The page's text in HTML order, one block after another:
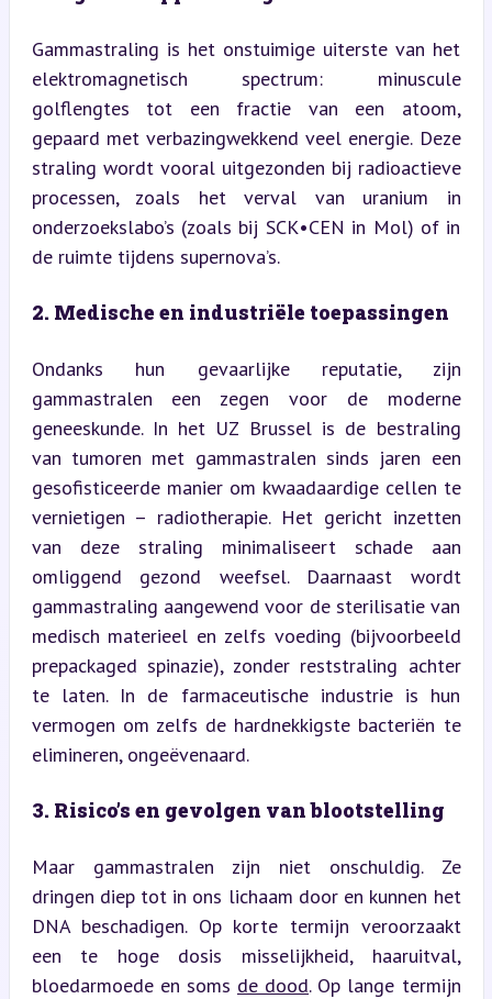
Gammastraling is het onstuimige uiterste van het
elektromagnetisch spectrum: minuscule
golflengtes tot een fractie van een atoom,
gepaard met verbazingwekkend veel energie. Deze
straling wordt vooral uitgezonden bij radioactieve
processen, zoals het verval van uranium in
onderzoekslabo’s (zoals bij SCK•CEN in Mol) of in
de ruimte tijdens supernova’s.
2. Medische en industriële toepassingen
Ondanks hun gevaarlijke reputatie, zijn
gammastralen een zegen voor de moderne
geneeskunde. In het UZ Brussel is de bestraling
van tumoren met gammastralen sinds jaren een
gesofisticeerde manier om kwaadaardige cellen te
vernietigen – radiotherapie. Het gericht inzetten
van deze straling minimaliseert schade aan
omliggend gezond weefsel. Daarnaast wordt
gammastraling aangewend voor de sterilisatie van
medisch materieel en zelfs voeding (bijvoorbeeld
prepackaged spinazie), zonder reststraling achter
te laten. In de farmaceutische industrie is hun
vermogen om zelfs de hardnekkigste bacteriën te
elimineren, ongeëvenaard.
3. Risico’s en gevolgen van blootstelling
Maar gammastralen zijn niet onschuldig. Ze
dringen diep tot in ons lichaam door en kunnen het
DNA beschadigen. Op korte termijn veroorzaakt
een te hoge dosis misselijkheid, haaruitval,
bloedarmoede en soms de dood. Op lange termijn